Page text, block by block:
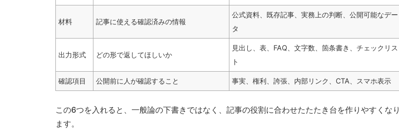
材料 記事に使える確認済みの情報
公式資料、既存記事、実務上の判断、公開可能なデー
タ
出力形式 どの形で返してほしいか
見出し、表、FAQ、文字数、箇条書き、チェックリス
ト
確認項目 公開前に人が確認すること 事実、権利、誇張、内部リンク、CTA、スマホ表示
この6つを入れると、一般論の下書きではなく、記事の役割に合わせたたたき台を作りやすくなり
ます。